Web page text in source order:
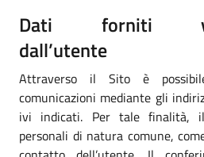
Dati forniti
dall’utente
Attraverso il Sito è
comunicazioni mediante gli
ivi indicati. Per tale finalità,
personali di natura comune,